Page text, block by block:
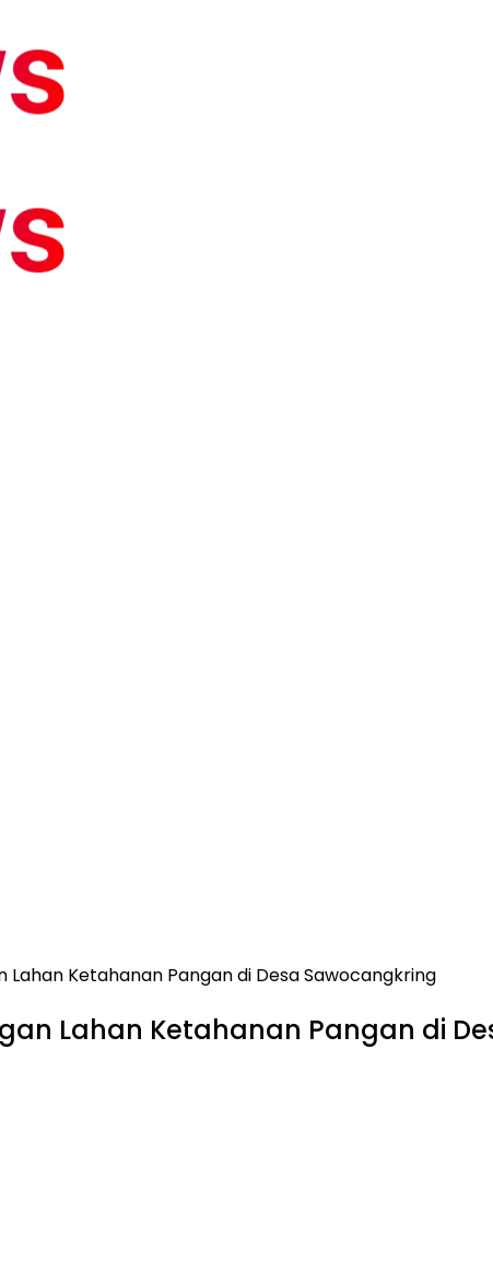
Lahan Ketahanan Pangan di Desa Sawocangkring
Lahan Ketahanan Pangan di